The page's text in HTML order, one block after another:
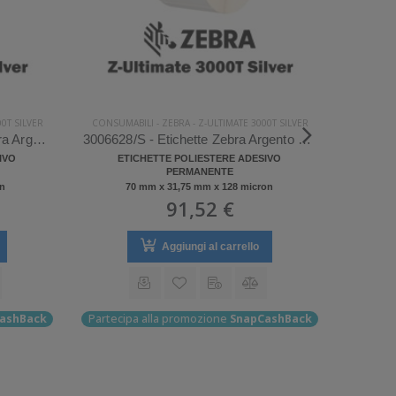
SILVER
880269-025D/S - Etichette Zebra Argento Z-Ultimate 3000T Silver
CONSUMABILI - ZEBRA- Z-ULTIMATE 3000T SILVER
3006628/S - Etichette Zebra Argento Z-Ultimate 3000T Silver
ETICHETTE POLIESTERE ADESIVO
PERMANENTE
70 mm x 31,75 mm x 128 micron
91,52 €
Aggiungi al carrello
Partecipa alla promozione SnapCashBack